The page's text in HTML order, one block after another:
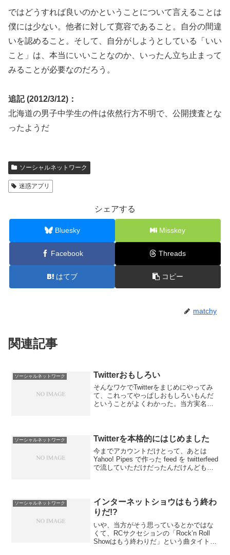
ではどうすれば良いのかということについて言えることは
僕には少ない。他者に対して寛容であること。自分の間違
いを認めること。そして、自分がしようとしている「いい
こと」は、本当にいいことなのか、いったん立ち止まって
みることが必要なのだろう。
追記 (2012/3/12)：
北海道の男子中学生の件は依然行方不明で、公開捜査とな
ったようだ
ソーシャルネットワーク
迷惑アプリ
シェアする
Bluesky Misskey
Facebook Threads
はてブ コピー
matchy
関連記事
ソーシャルネットワーク Twitterおもしろい
そんなワケでTwitterをまじめにやってみ
て、これってやっぱしおもしろいもんだ
ということがよくわかった。当方実名を
ちゃんとしてんの...
ソーシャルネットワーク Twitterを本格的にはじめました
今までアカウントだけとって、あとは
Yahoo! Pipes で作った feed を twitterfeed
で流していただけだったんだけんども、
ソーシャルネットワーク
インターネットショウはもう終わ
りだ!?
いや、当方がそう思っているとかではな
くて、RCサクセションの「Rock’n Roll
Showはもう終わりだ」という曲タイトル